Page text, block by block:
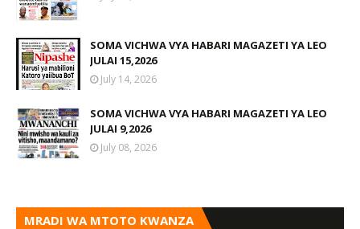
SOMA VICHWA VYA HABARI MAGAZETI YA LEO
JULAI 15,2026
July 14, 2026
SOMA VICHWA VYA HABARI MAGAZETI YA LEO
JULAI 9,2026
July 08, 2026
MRADI WA MTOTO KWANZA